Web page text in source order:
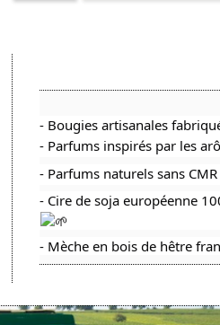
- Bougies artisanales
- Parfums inspirés par les
- Parfums naturels sans
- Cire de soja européenne
- Mèche en bois de hêtre